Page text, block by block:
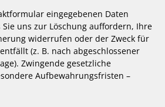
eingegebenen Daten
uns zur Löschung auffordern, Ihre
widerrufen oder der Zweck für
(z. B. nach abgeschlossener
Zwingende gesetzliche
Aufbewahrungsfristen –